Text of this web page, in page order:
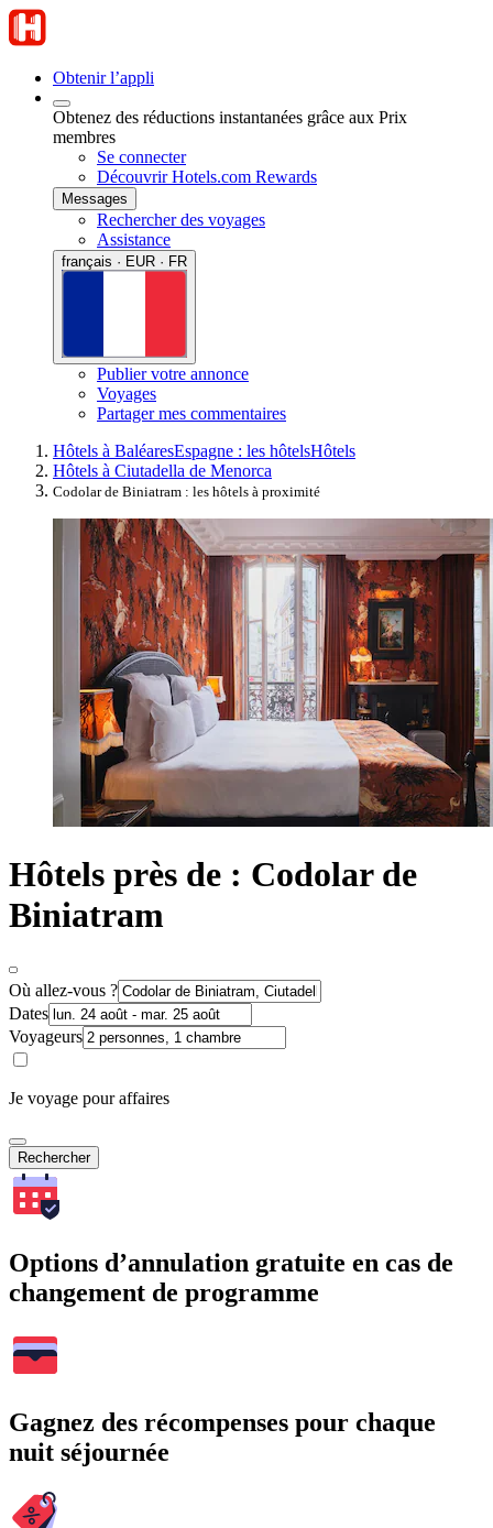
Obtenir l’appli
Obtenez des réductions instantanées grâce aux Prix
membres
Se connecter
Découvrir Hotels.com Rewards
Messages
Rechercher des voyages
Assistance
français · EUR · FR
Publier votre annonce
Voyages
Partager mes commentaires
Hôtels à BaléaresEspagne : les hôtelsHôtels
Hôtels à Ciutadella de Menorca
Codolar de Biniatram : les hôtels à proximité
Hôtels près de : Codolar de
Biniatram
Où allez-vous ?
Dates
Voyageurs
Je voyage pour affaires
Rechercher
Options d’annulation gratuite en cas de
changement de programme
Gagnez des récompenses pour chaque
nuit séjournée